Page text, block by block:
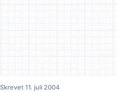
Skrevet11. juli 2004